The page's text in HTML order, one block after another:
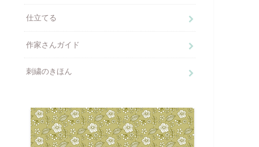
仕立てる
作家さんガイド
刺繍のきほん